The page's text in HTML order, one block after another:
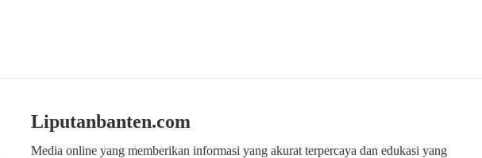
Liputanbanten.com
Media online yang memberikan informasi yang akurat terpercaya dan edukasi yang